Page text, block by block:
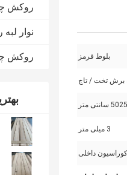
روکش
نوار
روکش بلوط قرمز
برش تخت / تاج
سانتی متر
3 میلی متر